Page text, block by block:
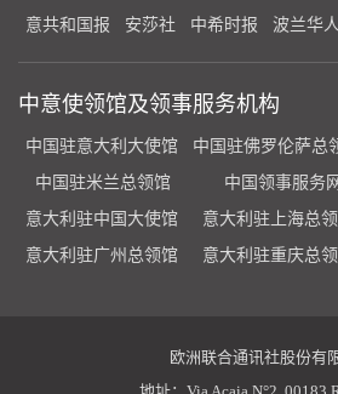
意共和国报
安莎社 中希时报 波兰华人
中意使领馆及领事服务机构
中国驻意大利大使馆
中国驻佛罗伦萨总
中国驻米兰总领馆
中国领事服
意大利驻中国大使馆
意大利驻上海总
意大利驻广州总领馆
意大利驻重庆总
欧洲联合通讯社股份有